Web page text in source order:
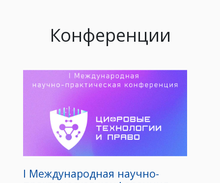
Конференции
I Международная научно-